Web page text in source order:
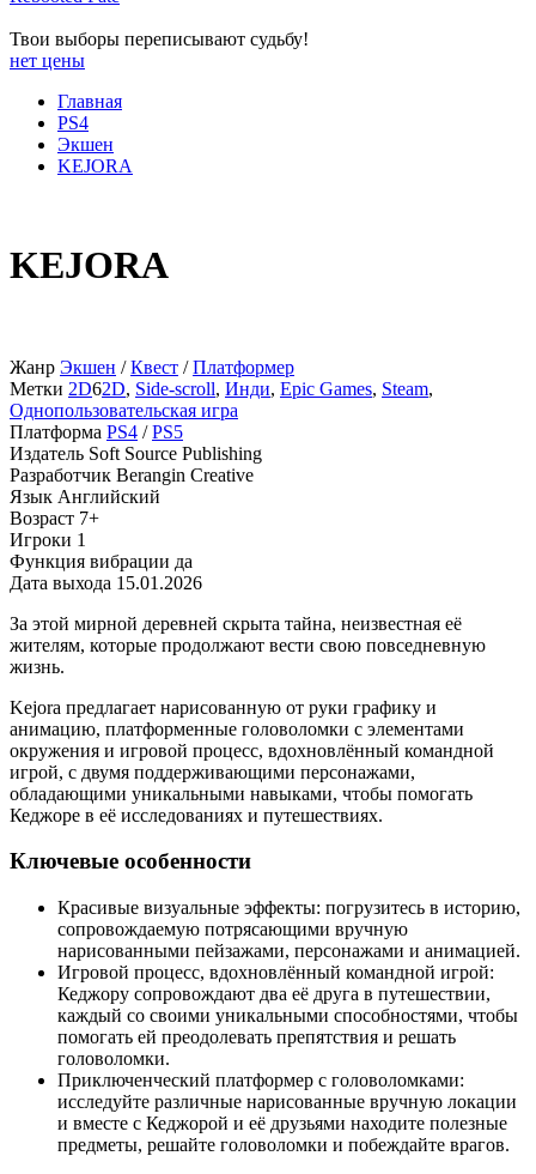
Твои выборы переписывают судьбу!
нет цены
Главная
PS4
Экшен
KEJORA
KEJORA
Жанр Экшен /Квест /Платформер
Метки 2D62D, Side-scroll, Инди, Epic Games, Steam,
Однопользовательская игра
Платформа PS4 /PS5
Издатель Soft Source Publishing
Разработчик Berangin Creative
Язык Английский
Возраст 7+
Игроки 1
Функция вибрации да
Дата выхода 15.01.2026
За этой мирной деревней скрыта тайна, неизвестная её
жителям, которые продолжают вести свою повседневную
жизнь.
Kejora предлагает нарисованную от руки графику и
анимацию, платформенные головоломки с элементами
окружения и игровой процесс, вдохновлённый командной
игрой, с двумя поддерживающими персонажами,
обладающими уникальными навыками, чтобы помогать
Кеджоре в её исследованиях и путешествиях.
Ключевые особенности
Красивые визуальные эффекты: погрузитесь в историю,
сопровождаемую потрясающими вручную
нарисованными пейзажами, персонажами и анимацией.
Игровой процесс, вдохновлённый командной игрой:
Кеджору сопровождают два её друга в путешествии,
каждый со своими уникальными способностями, чтобы
помогать ей преодолевать препятствия и решать
головоломки.
Приключенческий платформер с головоломками:
исследуйте различные нарисованные вручную локации
и вместе с Кеджорой и её друзьями находите полезные
предметы, решайте головоломки и побеждайте врагов.